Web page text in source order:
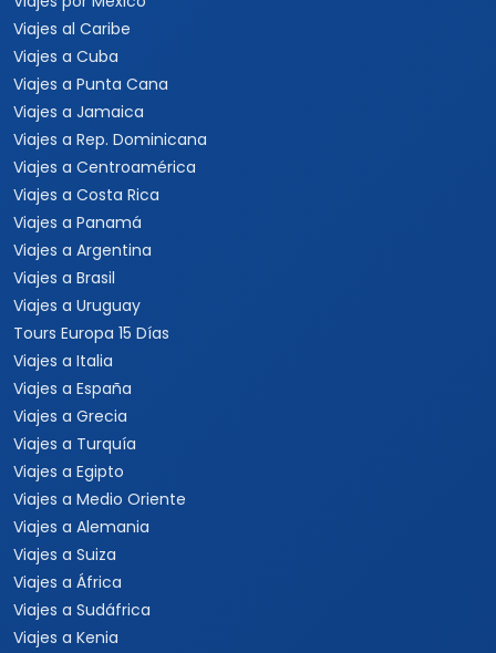
Viajes a Orlando
Viajes a Hawaii
Viajes a Los Cabos
Viajes a Cancún
Viajes a Chiapas
Playas de México
Viajes por México
Viajes al Caribe
Viajes a Cuba
Viajes a Punta Cana
Viajes a Jamaica
Viajes a Rep. Dominicana
Viajes a Centroamérica
Viajes a Costa Rica
Viajes a Panamá
Viajes a Argentina
Viajes a Brasil
Viajes a Uruguay
Tours Europa 15 Días
Viajes a Italia
Viajes a España
Viajes a Grecia
Viajes a Turquía